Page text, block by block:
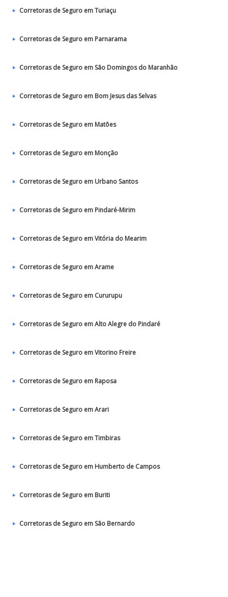
Corretoras de Seguro em Turiaçu
Corretoras de Seguro em Parnarama
Corretoras de Seguro em São Domingos do Maranhão
Corretoras de Seguro em Bom Jesus das Selvas
Corretoras de Seguro em Matões
Corretoras de Seguro em Monção
Corretoras de Seguro em Urbano Santos
Corretoras de Seguro em Pindaré-Mirim
Corretoras de Seguro em Vitória do Mearim
Corretoras de Seguro em Arame
Corretoras de Seguro em Cururupu
Corretoras de Seguro em Alto Alegre do Pindaré
Corretoras de Seguro em Vitorino Freire
Corretoras de Seguro em Raposa
Corretoras de Seguro em Arari
Corretoras de Seguro em Timbiras
Corretoras de Seguro em Humberto de Campos
Corretoras de Seguro em Buriti
Corretoras de Seguro em São Bernardo